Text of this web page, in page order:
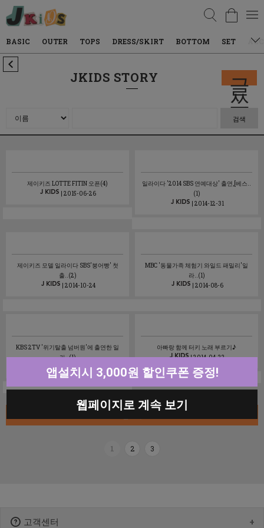
검색
BASIC OUTER TOPS DRESS/SKIRT BOTTOM SET ACC
JKIDS STORY 글
쓰
기
검색
제이키즈 LOTTE FITIN 오픈(4)
| 2015-06-26
일라이다 '2014 SBS 연예대상' 출연,[베스..
(1)
| 2014-12-31
제이키즈 모델 일라이다 SBS'붕어빵' 첫
출..(2)
| 2014-10-24
MBC '동물가족 체험기 와일드 패밀리'일
라..(1)
| 2014-08-6
KBS 2TV '위기탈출 넘버원'에 출연한 일
라..(1)
| 2014-07-9
아빠랑 함께 터키 노래 부르기♪
| 2014-04-22
1 2 3
고객센터
앱설치시 3,000원 할인쿠폰 증정!
웹페이지로 계속 보기